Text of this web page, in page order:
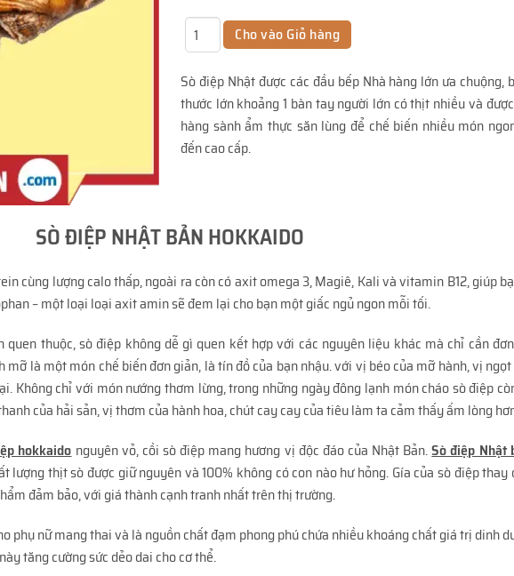
Sò điệp Nhậtđược các đầu bếp Nhà hàng lớn ưa chuộng,
thước lớn khoảng 1 bàn tay người lớn có thịt nhiều và
hàng sành ẩm thực săn lùng để chế biến nhiều món
đến cao cấp.
SÒ ĐIỆP NHẬT BẢN HOKKAIDO
cùng lượng calo thấp, ngoài ra còn có axit omega 3, Magiê, Kali và vitamin B12, giúp
– một loại loại axit amin sẽ đem lại cho bạn một giấc ngủ ngon mỗi tối.
thuộc, sò điệp không dễ gì quen kết hợp với các nguyên liệu khác mà chỉ cần
mỡ là một món chế biến đơn giản, là tín đồ của bạn nhậu. với vị béo của mỡ hành, vị
Không chỉ với món nướng thơm lừng, trong những ngày đông lạnh món cháo sò điệp
của hải sản, vị thơm của hành hoa, chút cay cay của tiêu làm ta cảm thấy ấm lòng
hokkaido nguyên vỏ, cồi sò điệp mang hương vị độc đáo của Nhật Bản.Sò điệp Nhật
lượng thịt sò được giữ nguyên và 100% không có con nào hư hỏng. Gía của sò điệp
đảm bảo, với giá thành cạnh tranh nhất trên thị trường.
phụ nữ mang thai và là nguồn chất đạm phong phú chứa nhiều khoáng chất giá trị dinh
tăng cường sức dẻo dai cho cơ thể.